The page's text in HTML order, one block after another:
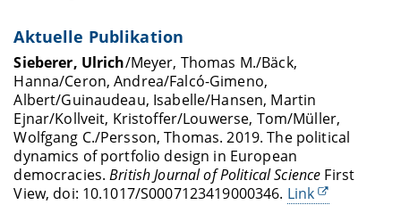
Aktuelle Publikation
Sieberer, Ulrich/Meyer, Thomas M./Bäck,
Hanna/Ceron, Andrea/Falcó-Gimeno,
Albert/Guinaudeau, Isabelle/Hansen, Martin
Ejnar/Kollveit, Kristoffer/Louwerse, Tom/Müller,
Wolfgang C./Persson, Thomas. 2019. The political
dynamics of portfolio design in European
democracies.British Journal of Political Science First
View, doi: 10.1017/S0007123419000346. Link